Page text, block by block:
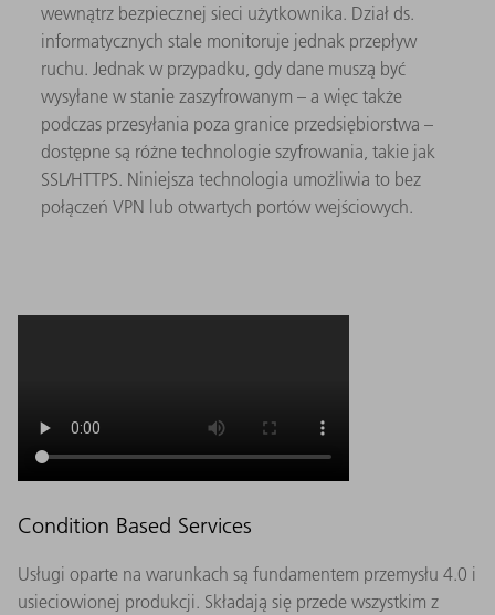
wewnątrz bezpiecznej sieci użytkownika. Dział ds.
informatycznych stale monitoruje jednak przepływ
ruchu. Jednak w przypadku, gdy dane muszą być
wysyłane w stanie zaszyfrowanym – a więc także
podczas przesyłania poza granice przedsiębiorstwa –
dostępne są różne technologie szyfrowania, takie jak
SSL/HTTPS. Niniejsza technologia umożliwia to bez
połączeń VPN lub otwartych portów wejściowych.
Condition Based Services
Usługi oparte na warunkach są fundamentem przemysłu 4.0 i
usieciowionej produkcji. Składają się przede wszystkim z